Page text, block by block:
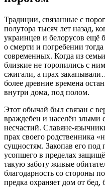
Традиции, связанные с
полутора тысяч лет назад,
украинцев и белорусов ещё
о смерти и погребении
современных. Когда из
близкие не торопились с
сжигали, а прах
более древние времена
внутри дома, под полом.
Этот обычай был связан с
враждебен и населён злыми
несчастий. Славяне-
прах своего родственника
сущностям. Закопав его под
усопшего в пределах
такую заботу живые
благодарность со стороны
предка охраняет дом от бед,